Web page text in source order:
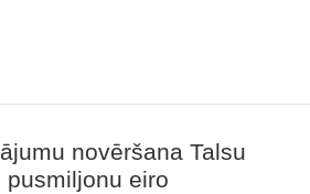
novēršana Talsu
eiro